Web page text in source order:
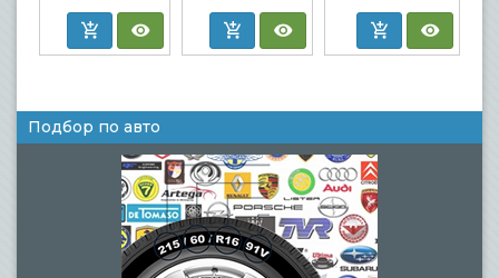
Подбор по авто